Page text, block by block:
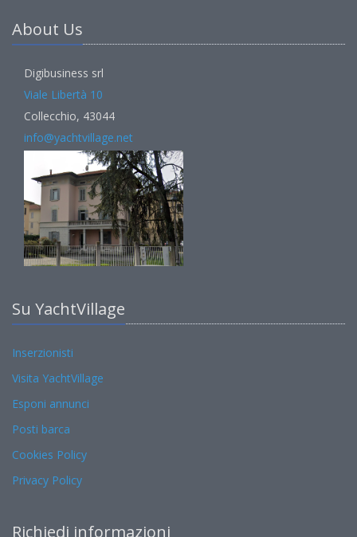
About Us
Digibusiness srl
Viale Libertà 10
Collecchio, 43044
info@yachtvillage.net
Su YachtVillage
Inserzionisti
Visita YachtVillage
Esponi annunci
Posti barca
Cookies Policy
Privacy Policy
Richiedi informazioni